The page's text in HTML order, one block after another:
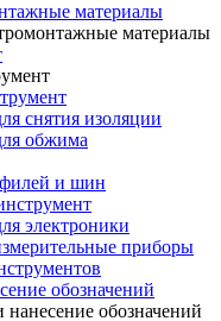
материалы
материалы
снятия изоляции
обжима
и шин
электроники
приборы
обозначений
обозначений